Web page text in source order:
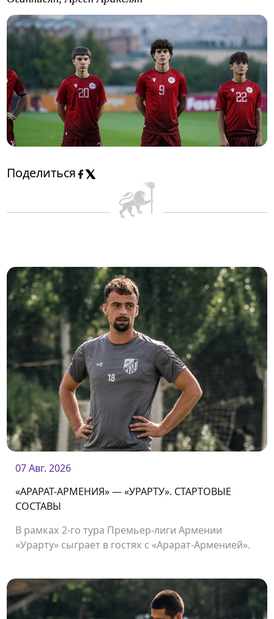
Поделиться
07 Авг. 2026
«АРАРАТ-АРМЕНИЯ» — «УРАРТУ». СТАРТОВЫЕ
СОСТАВЫ
В рамках 2-го тура Премьер-лиги Армении
«Урарту» сыграет в гостях с «Арарат-Арменией».